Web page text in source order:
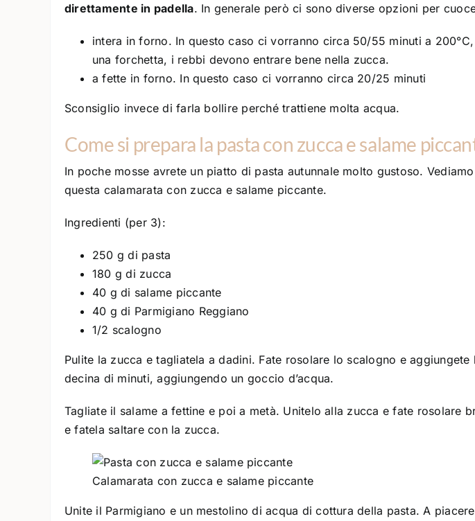
direttamente in padella. In generale però ci sono diverse opzioni per
intera in forno. In questo caso ci vorranno circa 50/55 minuti a
una forchetta, i rebbi devono entrare bene nella zucca.
a fette in forno. In questo caso ci vorranno circa 20/25 minuti
Sconsiglio invece di farla bollire perché trattiene molta acqua.
Come si prepara la pasta con zucca e salame
In poche mosse avrete un piatto di pasta autunnale molto gustoso.
questa calamarata con zucca e salame piccante.
Ingredienti (per 3):
250 g di pasta
180 g di zucca
40 g di salame piccante
40 g di Parmigiano Reggiano
1/2 scalogno
Pulite la zucca e tagliatela a dadini. Fate rosolare lo scalogno e aggiungete
decina di minuti, aggiungendo un goccio d’acqua.
Tagliate il salame a fettine e poi a metà. Unitelo alla zucca e fate rosolare
e fatela saltare con la zucca.
Calamarata con zucca e salame piccante
Unite il Parmigiano e un mestolino di acqua di cottura della pasta. A